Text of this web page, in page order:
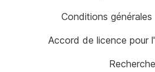
Conditions
Accord de licence pour
Recherche